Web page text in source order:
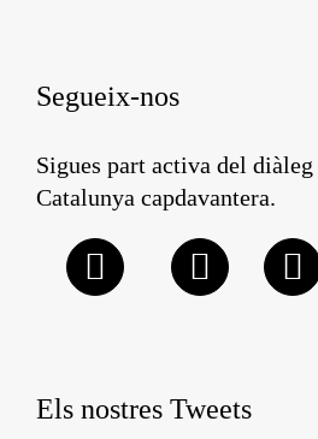
Segueix-nos
Sigues part activa del
Catalunya capdavantera.
Els nostres Tweets